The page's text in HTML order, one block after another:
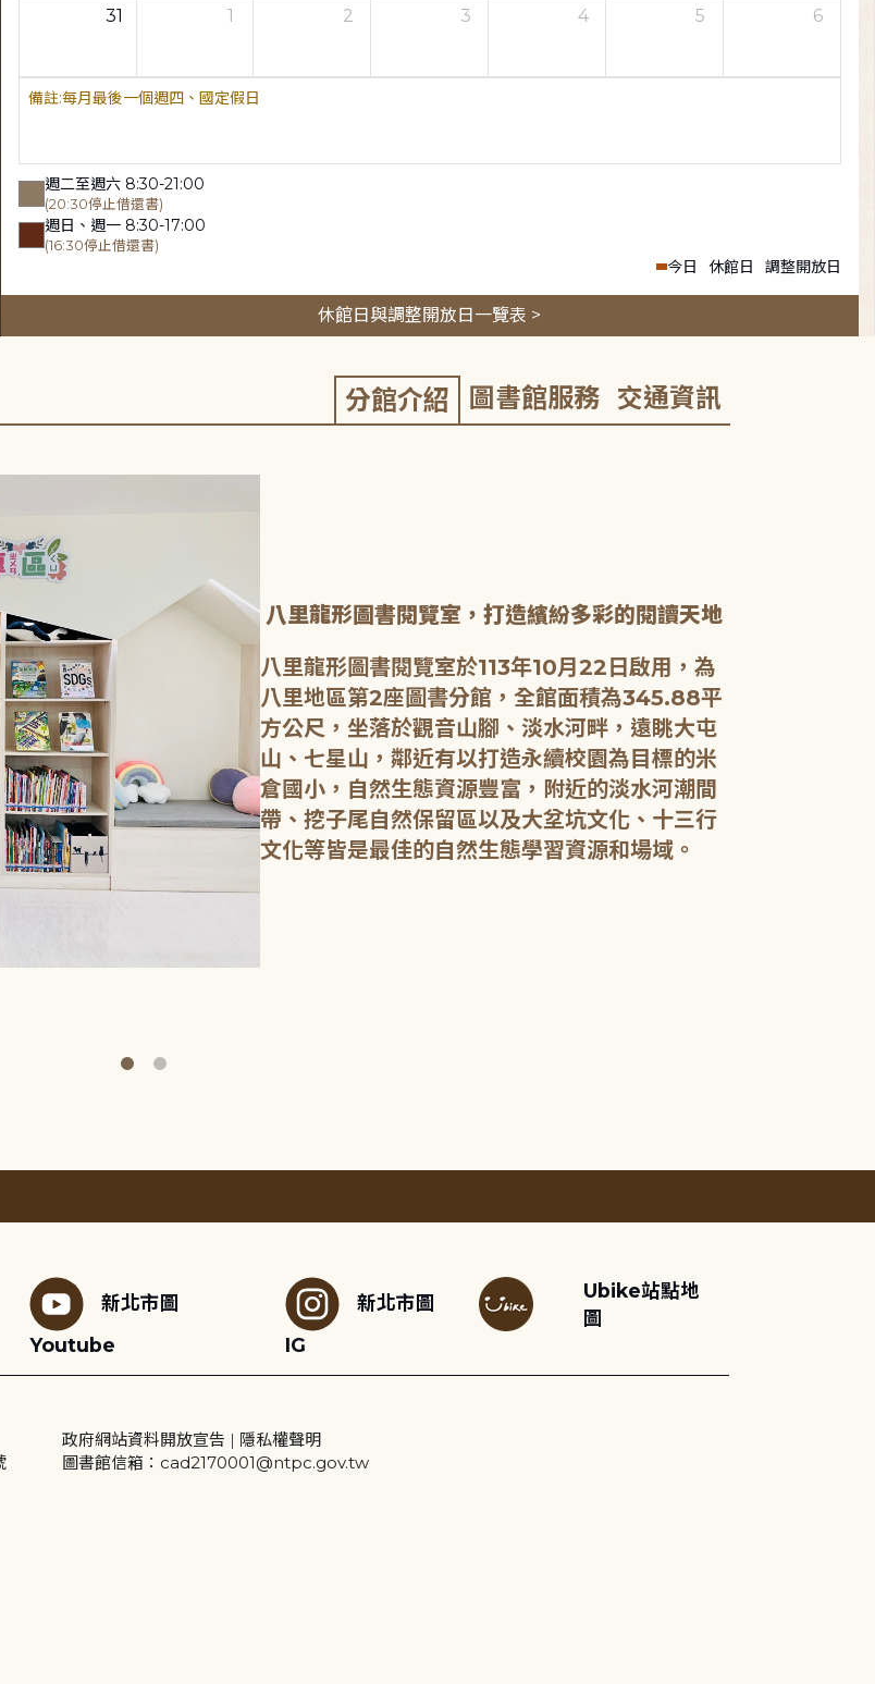
31 1 2 3 4 5 6
每月最後一個週四、國定假日
週二至週六 8:30-21:00
(20:30停止借還書)
週日、週一 8:30-17:00
(16:30停止借還書)
今日 休館日 調整開放日
休館日與調整開放日一覽表 >
分館介紹 圖書館服務 交通資訊
八里龍形圖書閱覽室，打造繽紛多彩的閱讀天地
八里龍形圖書閱覽室於113年10月22日啟用，為
八里地區第2座圖書分館，全館面積為345.88平
方公尺，坐落於觀音山腳、淡水河畔，遠眺大屯
山、七星山，鄰近有以打造永續校園為目標的米
倉國小，自然生態資源豐富，附近的淡水河潮間
帶、挖子尾自然保留區以及大坌坑文化、十三行
新北市圖
Youtube
新北市圖
IG
Ubike站點地
圖
政府網站資料開放宣告 | 隱私權聲明
圖書館信箱：cad2170001@ntpc.gov.tw